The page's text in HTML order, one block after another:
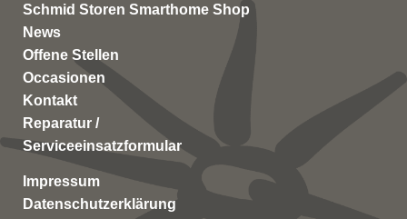
Schmid Storen Smarthome Shop
News
Offene Stellen
Occasionen
Kontakt
Reparatur /
Serviceeinsatzformular
Impressum
Datenschutzerklärung